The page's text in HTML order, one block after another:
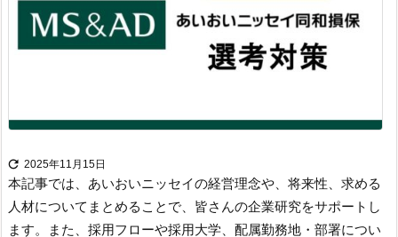
 2025年11月15日
本記事では、あいおいニッセイの経営理念や、将来性、求める
人材についてまとめることで、皆さんの企業研究をサポートし
ます。
また、採用フローや採用大学、配属勤務地・部署につい